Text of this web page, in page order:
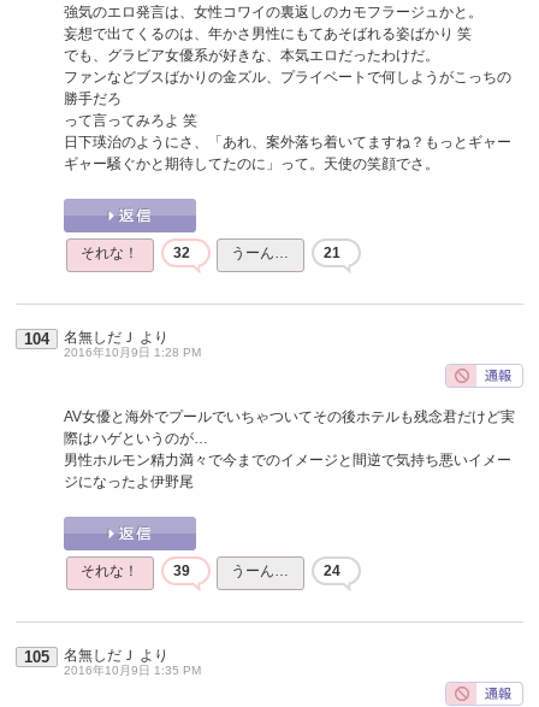
強気のエロ発言は、女性コワイの裏返しのカモフラージュかと。
妄想で出てくるのは、年かさ男性にもてあそばれる姿ばかり 笑
でも、グラビア女優系が好きな、本気エロだったわけだ。
ファンなどブスばかりの金ズル、プライベートで何しようがこっちの
勝手だろ
って言ってみろよ 笑
日下瑛治のようにさ、「あれ、案外落ち着いてますね？もっとギャー
ギャー騒ぐかと期待してたのに」って。天使の笑顔でさ。
それな！ 32 うーん… 21
104 名無しだＪ より
2016年10月9日 1:28 PM
AV女優と海外でプールでいちゃついてその後ホテルも残念君だけど実
際はハゲというのが…
男性ホルモン精力満々で今までのイメージと間逆で気持ち悪いイメー
ジになったよ伊野尾
それな！ 39 うーん… 24
105 名無しだＪ より
2016年10月9日 1:35 PM